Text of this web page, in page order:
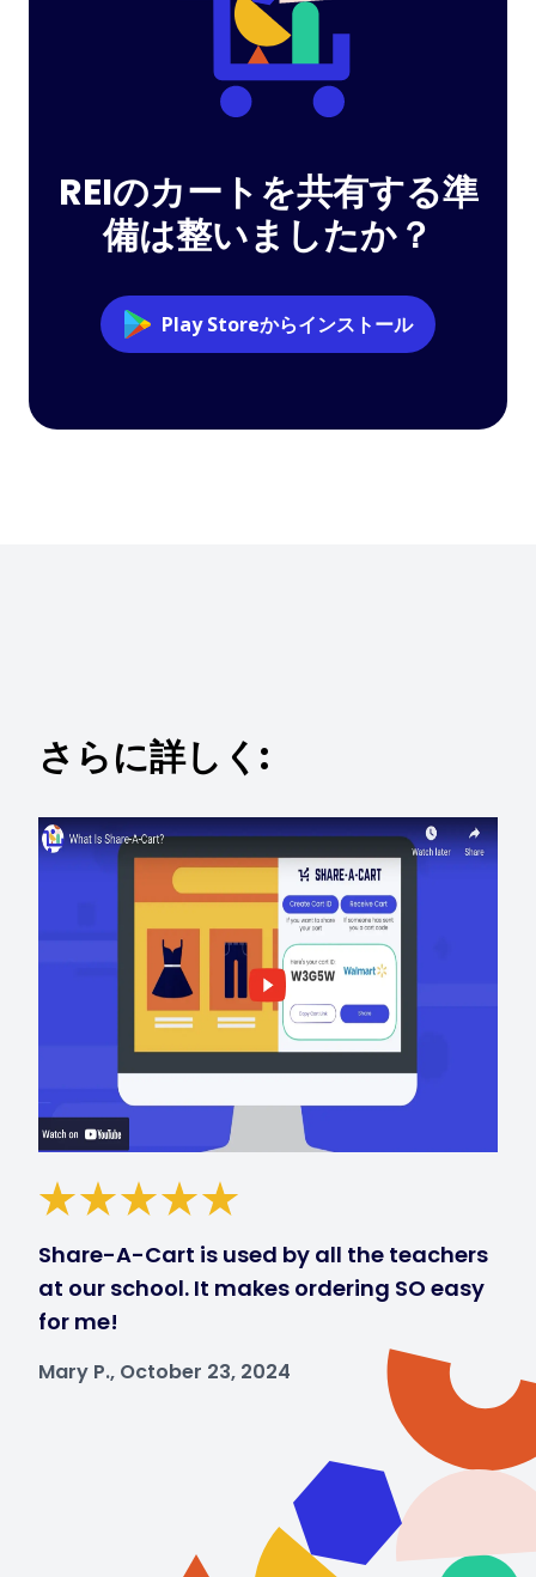
REIのカートを共有する準
備は整いましたか？
Play Storeからインストール
さらに詳しく:
Share-A-Cart is used by all the teachers
at our school. It makes ordering SO easy
for me!
Mary P., October 23, 2024